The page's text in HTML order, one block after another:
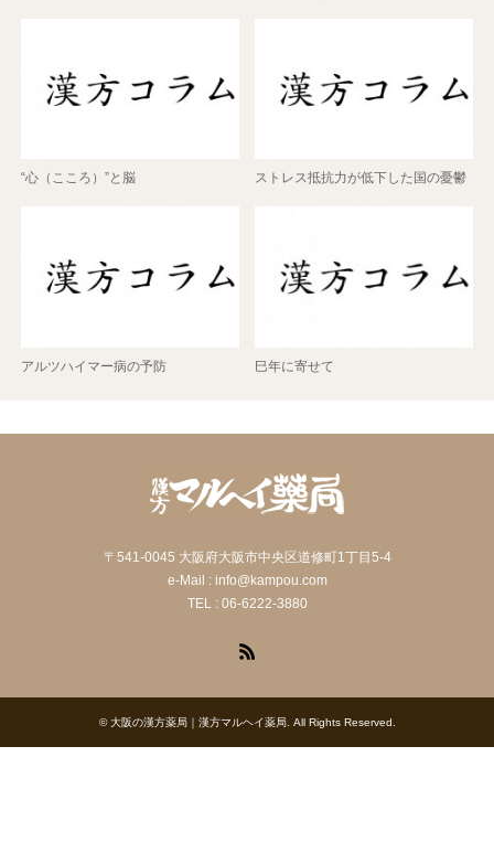
“心（こころ）”と脳 ストレス抵抗力が低下した国の憂鬱
アルツハイマー病の予防 巳年に寄せて
〒541-0045 大阪府大阪市中央区道修町1丁目5-4
e-Mail : info@kampou.com
TEL : 06-6222-3880
©大阪の漢方薬局｜漢方マルヘイ薬局. All Rights Reserved.